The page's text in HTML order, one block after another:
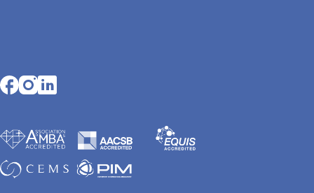
Opens in a new tab
Opens in a new tab
Opens in a new tab